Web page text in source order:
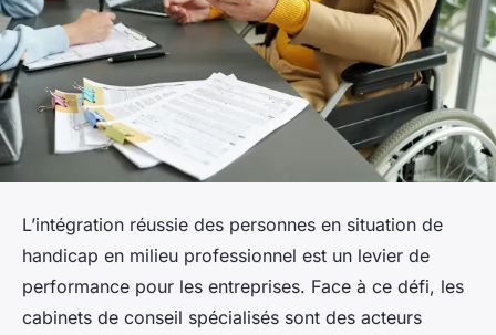
L’intégration réussie des personnes en situation de
handicap en milieu professionnel est un levier de
performance pour les entreprises. Face à ce défi, les
cabinets de conseil spécialisés sont des acteurs